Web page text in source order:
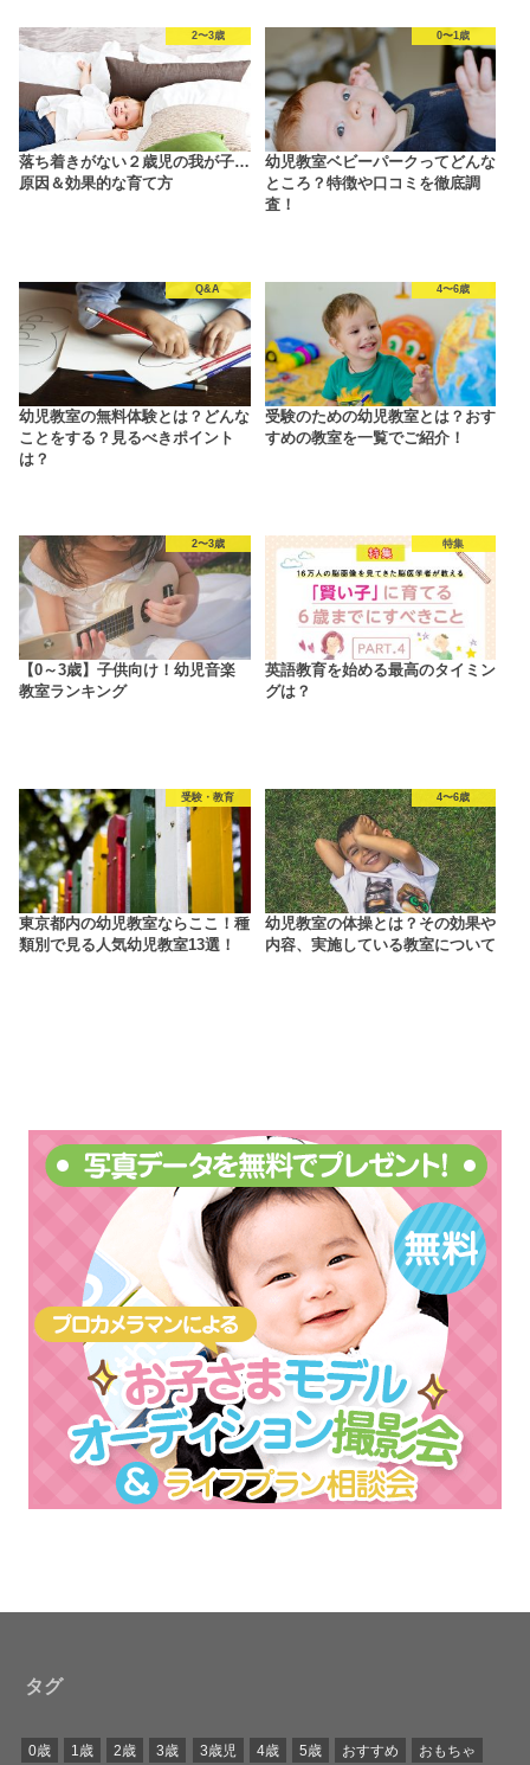
2〜3歳
落ち着きがない２歳児の我が子…
原因＆効果的な育て方
0〜1歳
幼児教室ベビーパークってどんな
ところ？特徴や口コミを徹底調
査！
Q&A
幼児教室の無料体験とは？どんな
ことをする？見るべきポイント
は？
4〜6歳
受験のための幼児教室とは？おす
すめの教室を一覧でご紹介！
2〜3歳
【0～3歳】子供向け！幼児音楽
教室ランキング
特集
英語教育を始める最高のタイミン
グは？
受験・教育
東京都内の幼児教室ならここ！種
類別で見る人気幼児教室13選！
4〜6歳
幼児教室の体操とは？その効果や
内容、実施している教室について
タグ
0歳 1歳 2歳 3歳 3歳児 4歳 5歳 おすすめ おもちゃ